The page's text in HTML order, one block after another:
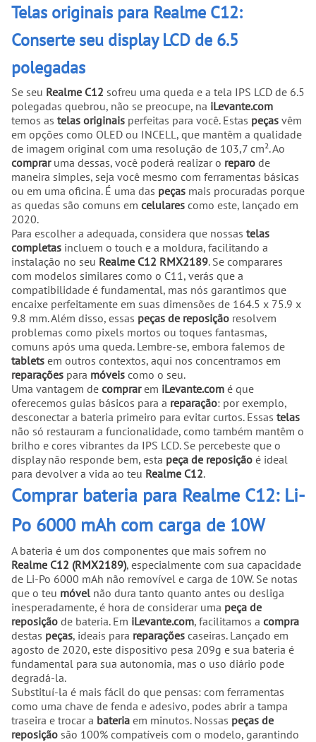
Telas originais para Realme C12:
Conserte seu display LCD de 6.5
polegadas
Se seu Realme C12 sofreu uma queda e a tela IPS LCD de 6.5
polegadas quebrou, não se preocupe, na iLevante.com
temos as telas originais perfeitas para você. Estas peças vêm
em opções como OLED ou INCELL, que mantêm a qualidade
de imagem original com uma resolução de 103,7 cm². Ao
compraruma dessas, você poderá realizar o reparo de
maneira simples, seja você mesmo com ferramentas básicas
ou em uma oficina. É uma das peças mais procuradas porque
as quedas são comuns em celulares como este, lançado em
2020.
Para escolher a adequada, considera que nossas telas
completas incluem o touch e a moldura, facilitando a
instalação no seu Realme C12 RMX2189. Se comparares
com modelos similares como o C11, verás que a
compatibilidade é fundamental, mas nós garantimos que
encaixe perfeitamente em suas dimensões de 164.5 x 75.9 x
9.8 mm. Além disso, essas peças de reposição resolvem
problemas como pixels mortos ou toques fantasmas,
comuns após uma queda. Lembre-se, embora falemos de
tablets em outros contextos, aqui nos concentramos em
reparações para móveis como o seu.
Uma vantagem de comprarem iLevante.com é que
oferecemos guias básicos para a reparação: por exemplo,
desconectar a bateria primeiro para evitar curtos. Essas telas
não só restauram a funcionalidade, como também mantêm o
brilho e cores vibrantes da IPS LCD. Se percebeste que o
display não responde bem, esta peça de reposição é ideal
para devolver a vida ao teu Realme C12.
Comprar bateria para Realme C12: Li-
Po 6000 mAh com carga de 10W
A bateria é um dos componentes que mais sofrem no
Realme C12 (RMX2189), especialmente com sua capacidade
de Li-Po 6000 mAh não removível e carga de 10W. Se notas
que o teu móvel não dura tanto quanto antes ou desliga
inesperadamente, é hora de considerar uma peça de
reposição de bateria. Em iLevante.com, facilitamos a compra
destas peças, ideais para reparações caseiras. Lançado em
agosto de 2020, este dispositivo pesa 209g e sua bateria é
fundamental para sua autonomia, mas o uso diário pode
degradá-la.
Substituí-la é mais fácil do que pensas: com ferramentas
como uma chave de fenda e adesivo, podes abrir a tampa
traseira e trocar a bateria em minutos. Nossas peças de
reposição são 100% compatíveis com o modelo, garantindo